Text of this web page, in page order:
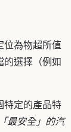
位為物超所值
的選擇（例如
特定的產品特
最安全」的汽